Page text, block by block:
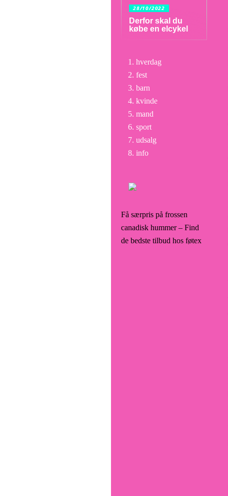
28/10/2022
Derfor skal du
købe en elcykel
hverdag
fest
barn
kvinde
mand
sport
udsalg
info
Få særpris på frossen
canadisk hummer – Find
de bedste tilbud hos føtex